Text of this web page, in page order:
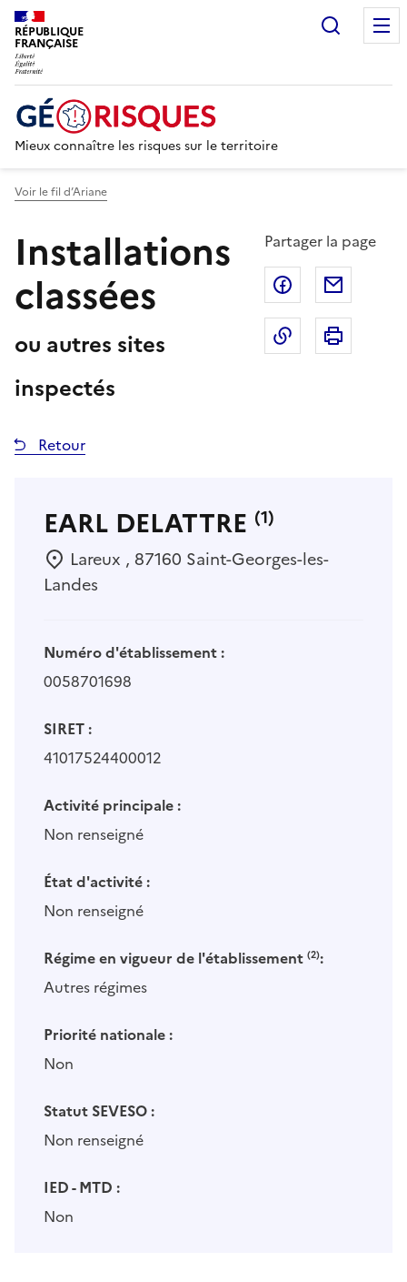
RÉPUBLIQUE
FRANÇAISE
Mieux connaître les risques sur le territoire
Voir le fil d’Ariane
Installations
classées
ou autres sites
inspectés
Partager la page
Partager sur
Copier dans
Retour
EARL DELATTRE (1)
Lareux , 87160 Saint-Georges-les-
Landes
Numéro d'établissement :
0058701698
SIRET :
41017524400012
Activité principale :
Non renseigné
État d'activité :
Non renseigné
Régime en vigueur de l'établissement (2):
Autres régimes
Priorité nationale :
Non
Statut SEVESO :
Non renseigné
IED - MTD :
Non